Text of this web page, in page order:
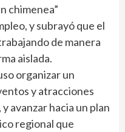
chimenea”
y subrayó que el
de manera
aislada.
organizar un
y atracciones
avanzar hacia un plan
regional que